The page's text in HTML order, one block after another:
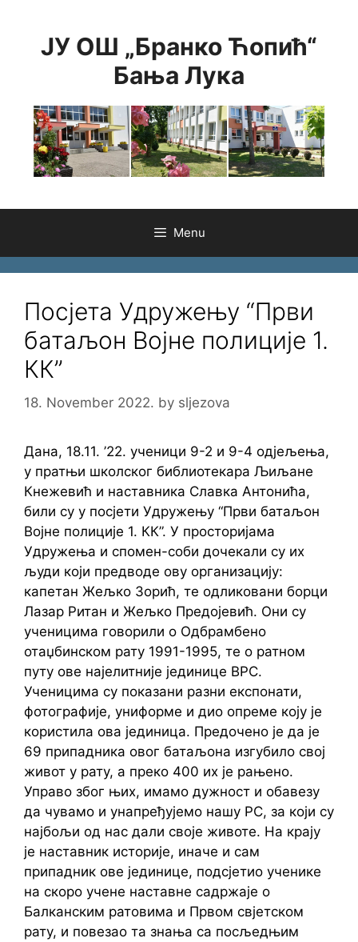
contentЈУ ОШ „Бранко Ћопић“
Бања Лука
Menu
Посјета Удружењу “Први
батаљон Војне полиције 1.
КК”
18. November 2022. by sljezova
Дана, 18.11. ’22. ученици 9-2 и 9-4 одјељења,
у пратњи школског библиотекара Љиљане
Кнежевић и наставника Славка Антонића,
били су у посјети Удружењу “Први батаљон
Војне полиције 1. КК”. У просторијама
Удружења и спомен-соби дочекали су их
људи који предводе ову организацију:
капетан Жељко Зорић, те одликовани борци
Лазар Ритан и Жељко Предојевић. Они су
ученицима говорили о Одбрамбено
отаџбинском рату 1991-1995, те о ратном
путу ове најелитније јединице ВРС.
Ученицима су показани разни експонати,
фотографије, униформе и дио опреме коју је
користила ова јединица. Предочено је да је
69 припадника овог батаљона изгубило свој
живот у рату, а преко 400 их је рањено.
Управо због њих, имамо дужност и обавезу
да чувамо и унапређујемо нашу РС, за који су
најбољи од нас дали своје животе. На крају
је наставник историје, иначе и сам
припадник ове јединице, подсјетио ученике
на скоро учене наставне садржаје о
Балканским ратовима и Првом свјетском
рату, и повезао та знања са посљедњим